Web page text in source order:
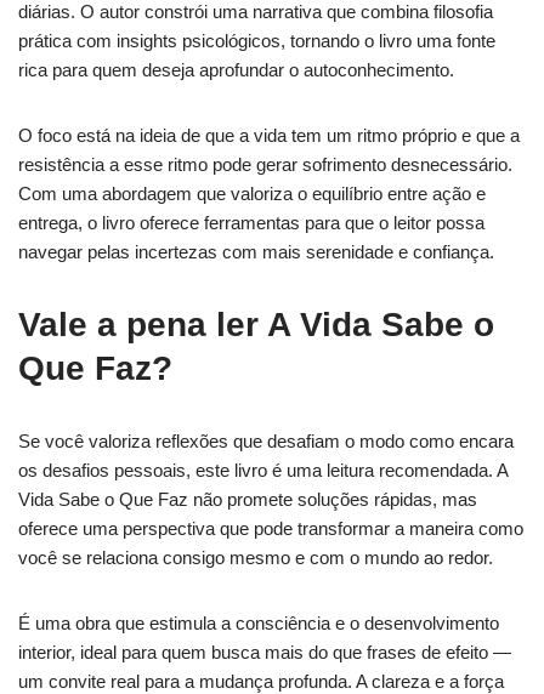
diárias. O autor constrói uma narrativa que combina filosofia
prática com insights psicológicos, tornando o livro uma fonte
rica para quem deseja aprofundar o autoconhecimento.
O foco está na ideia de que a vida tem um ritmo próprio e que a
resistência a esse ritmo pode gerar sofrimento desnecessário.
Com uma abordagem que valoriza o equilíbrio entre ação e
entrega, o livro oferece ferramentas para que o leitor possa
navegar pelas incertezas com mais serenidade e confiança.
Vale a pena ler A Vida Sabe o
Que Faz?
Se você valoriza reflexões que desafiam o modo como encara
os desafios pessoais, este livro é uma leitura recomendada. A
Vida Sabe o Que Faz não promete soluções rápidas, mas
oferece uma perspectiva que pode transformar a maneira como
você se relaciona consigo mesmo e com o mundo ao redor.
É uma obra que estimula a consciência e o desenvolvimento
interior, ideal para quem busca mais do que frases de efeito —
um convite real para a mudança profunda. A clareza e a força